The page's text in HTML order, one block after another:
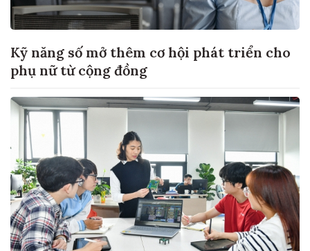
Kỹ năng số mở thêm cơ hội phát triển cho
phụ nữ từ cộng đồng